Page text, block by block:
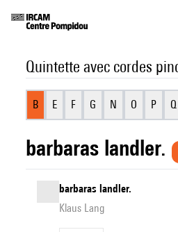
Quintette avec cordes
B E F G N O P Q
barbaras landler.
barbaras landler.
Klaus Lang